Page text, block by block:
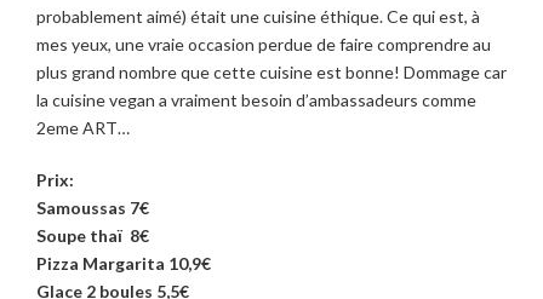
probablement aimé) était une cuisine éthique. Ce qui est, à
mes yeux, une vraie occasion perdue de faire comprendre au
plus grand nombre que cette cuisine est bonne! Dommage car
la cuisine vegan a vraiment besoin d’ambassadeurs comme
2eme ART…
Prix:
Samoussas 7€
Soupe thaï 8€
Pizza Margarita 10,9€
Glace 2 boules 5,5€